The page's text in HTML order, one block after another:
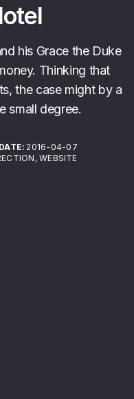
his Grace the Duke
Thinking that
the case might by a
small degree.
DATE: 2016-04-07
WEBSITE